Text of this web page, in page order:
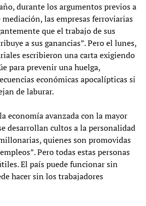
durante los argumentos previos a
las empresas ferroviarias
que el trabajo de sus
a sus ganancias”. Pero el lunes,
escribieron una carta exigiendo
para prevenir una huelga,
económicas apocalípticas si
de laburar.
economía avanzada con la mayor
desarrollan cultos a la personalidad
quienes son promovidas
Pero todas estas personas
El país puede funcionar sin
hacer sin los trabajadores